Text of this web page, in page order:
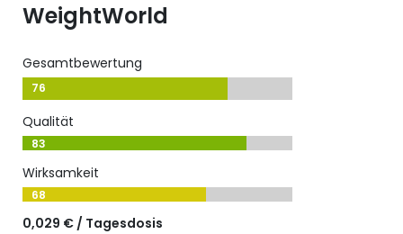
WeightWorld
Gesamtbewertung
76
Qualität
83
Wirksamkeit
68
0,029 € / Tagesdosis